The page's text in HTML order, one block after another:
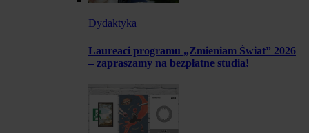
Dydaktyka
Laureaci programu „Zmieniam Świat” 2026
– zapraszamy na bezpłatne studia!